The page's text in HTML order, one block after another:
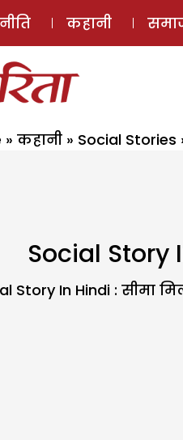
कहानी
» कहानी » Social Stories
Social
Story In Hindi : सीमा